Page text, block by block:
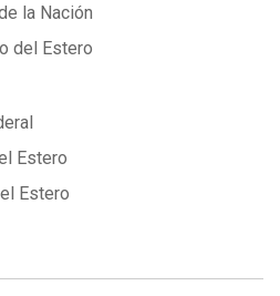
la Nación
del Estero
Estero
Estero